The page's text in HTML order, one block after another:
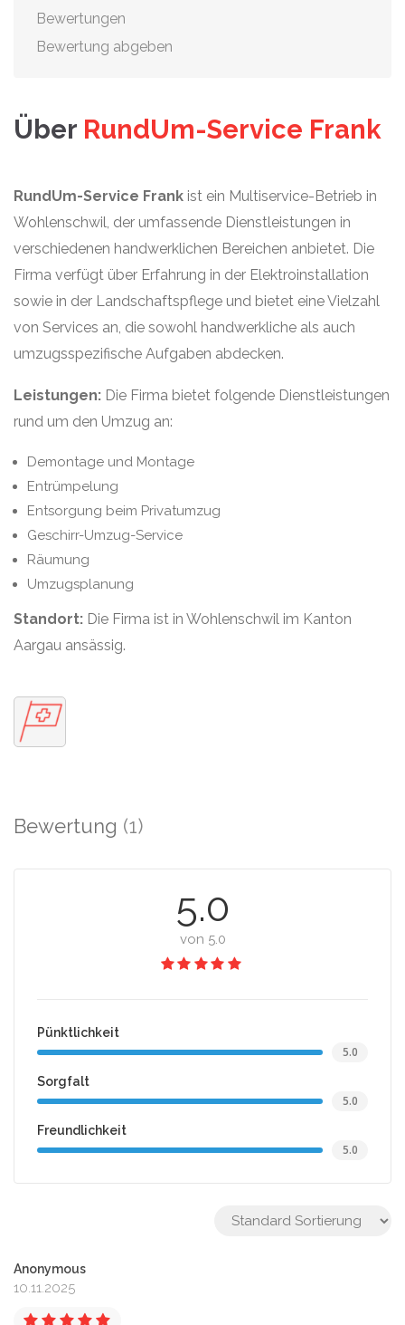
Bewertungen
Bewertung abgeben
Über RundUm-Service Frank
RundUm-Service Frank ist ein Multiservice-Betrieb in
Wohlenschwil, der umfassende Dienstleistungen in
verschiedenen handwerklichen Bereichen anbietet. Die
Firma verfügt über Erfahrung in der Elektroinstallation
sowie in der Landschaftspflege und bietet eine Vielzahl
von Services an, die sowohl handwerkliche als auch
umzugsspezifische Aufgaben abdecken.
Leistungen: Die Firma bietet folgende Dienstleistungen
rund um den Umzug an:
Demontage und Montage
Entrümpelung
Entsorgung beim Privatumzug
Geschirr-Umzug-Service
Räumung
Umzugsplanung
Standort: Die Firma ist in Wohlenschwil im Kanton
Aargau ansässig.
Bewertung (1)
5.0
von 5.0
Pünktlichkeit
5.0
Sorgfalt
5.0
Freundlichkeit
5.0
Anonymous
10.11.2025